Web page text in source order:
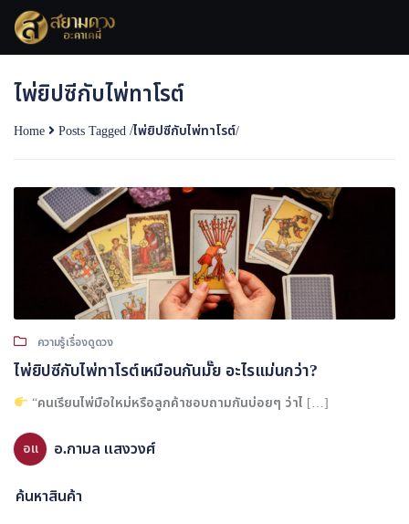
Skip
content
ไพ่ยิปซีกับไพ่ทาโรต์
Home Posts Tagged/ไพ่ยิปซีกับไพ่ทาโรต์/
ความรู้เรื่องดูดวง
ไพ่ยิปซีกับไพ่ทาโรต์เหมือนกันมั๊ย อะไรแม่นกว่า?
“คนเรียนไพ่มือใหม่หรือลูกค้าชอบถามกันบ่อยๆ ว่าไ […]
อแ อ.กามล แสงวงศ์
ค้นหาสินค้า